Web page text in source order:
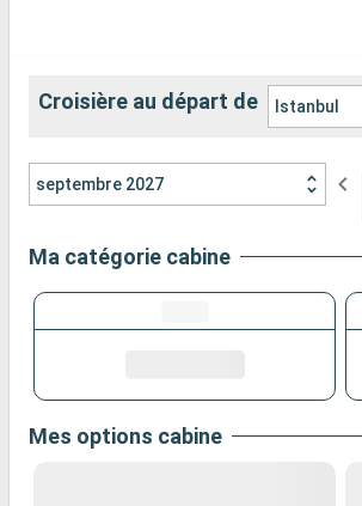
Croisière au départ de Istanbul
septembre 2027
Ma catégorie cabine
Mes options cabine